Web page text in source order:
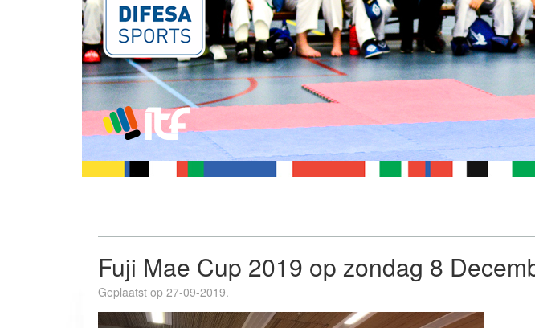
Fuji Mae Cup 2019 op zondag 8
Geplaatst op 27-09-2019.